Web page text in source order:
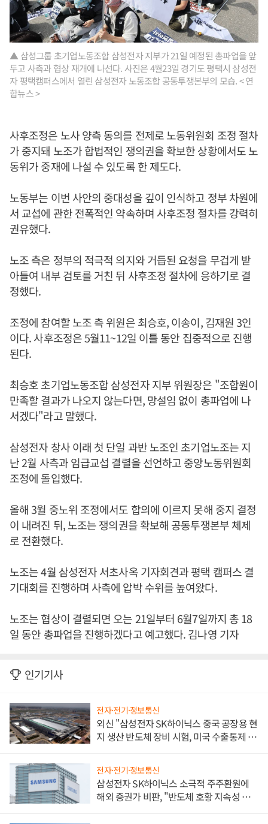
▲ 삼성그룹 초기업노동조합 삼성전자 지부가 21일 예정된 총파업을 앞
두고 사측과 협상 재개에 나선다. 사진은 4월23일 경기도 평택시 삼성전
자 평택캠퍼스에서 열린 삼성전자 노동조합 공동투쟁본부의 모습. < 연
합뉴스 >
사후조정은 노사 양측 동의를 전제로 노동위원회 조정 절차
가 중지돼 노조가 합법적인 쟁의권을 확보한 상황에서도 노
동위가 중재에 나설 수 있도록 한 제도다.
노동부는 이번 사안의 중대성을 깊이 인식하고 정부 차원에
서 교섭에 관한 전폭적인 약속하며 사후조정 절차를 강력히
권유했다.
노조 측은 정부의 적극적 의지와 거듭된 요청을 무겁게 받
아들여 내부 검토를 거친 뒤 사후조정 절차에 응하기로 결
정했다.
조정에 참여할 노조 측 위원은 최승호, 이송이, 김재원 3인
이다. 사후조정은 5월11~12일 이틀 동안 집중적으로 진행
된다.
최승호 초기업노동조합 삼성전자 지부 위원장은 "조합원이
만족할 결과가 나오지 않는다면, 망설임 없이 총파업에 나
서겠다"라고 말했다.
삼성전자 창사 이래 첫 단일 과반 노조인 초기업노조는 지
난 2월 사측과 임급교섭 결렬을 선언하고 중앙노동위원회
조정에 돌입했다.
올해 3월 중노위 조정에서도 합의에 이르지 못해 중지 결정
이 내려진 뒤, 노조는 쟁의권을 확보해 공동투쟁본부 체제
로 전환했다.
노조는 4월 삼성전자 서초사옥 기자회견과 평택 캠퍼스 결
기대회를 진행하며 사측에 압박 수위를 높여왔다.
노조는 협상이 결렬되면 오는 21일부터 6월7일까지 총 18
일 동안 총파업을 진행하겠다고 예고했다. 김나영 기자
인기기사
전자·전기·정보통신
외신 "삼성전자 SK하이닉스 중국 공장용 현
지 생산 반도체 장비 시험, 미국 수출통제 대
전자·전기·정보통신
삼성전자 SK하이닉스 소극적 주주환원에
해외 증권가 비판, "반도체 호황 지속성 의